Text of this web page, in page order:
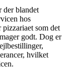
der blandet
hos
som det
godt. Dog er
hvilket